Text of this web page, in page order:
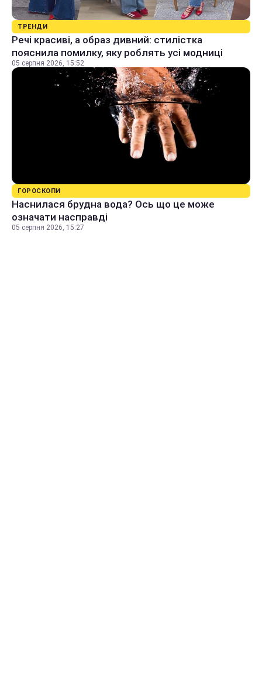
ТРЕНДИ
Речі красиві, а образ дивний: стилістка
пояснила помилку, яку роблять усі модниці
05 серпня 2026, 15:52
ГОРОСКОПИ
Наснилася брудна вода? Ось що це може
означати насправді
05 серпня 2026, 15:27